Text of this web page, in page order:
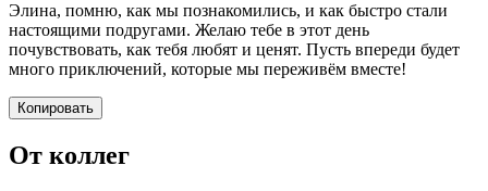
Элина, помню, как мы познакомились, и как быстро стали
настоящими подругами. Желаю тебе в этот день
почувствовать, как тебя любят и ценят. Пусть впереди будет
много приключений, которые мы переживём вместе!
Копировать
От коллег